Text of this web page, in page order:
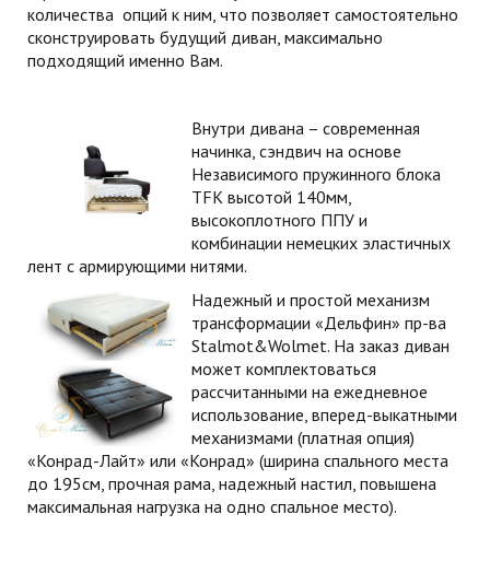
количества опций к ним, что позволяет самостоятельно
сконструировать будущий диван, максимально
подходящий именно Вам.
Внутри дивана – современная
начинка, сэндвич на основе
Независимого пружинного блока
TFK высотой 140мм,
высокоплотного ППУ и
комбинации немецких эластичных
лент с армирующими нитями.
Надежный и простой механизм
трансформации «Дельфин» пр-ва
Stalmot&Wolmet. На заказ диван
может комплектоваться
рассчитанными на ежедневное
использование, вперед-выкатными
механизмами (платная опция)
«Конрад-Лайт» или «Конрад» (ширина спального места
до 195см, прочная рама, надежный настил, повышена
максимальная нагрузка на одно спальное место).